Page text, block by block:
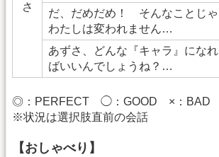
さ
だ、だめだめ！ そんなことじゃ
わたしは変われません…
あずさ、どんな『キャラ』になれ
ばいいんでしょうね？…
◎：PERFECT ◯：GOOD ×：BAD
※状況は選択肢直前の会話
【おしゃべり】